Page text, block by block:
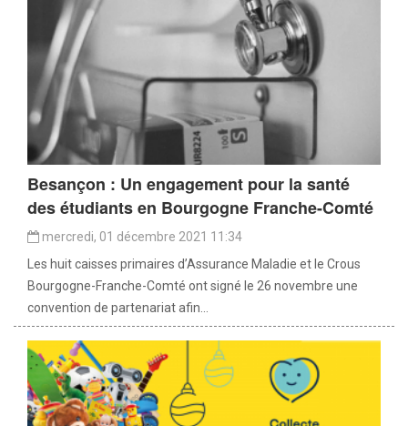
Besançon : Un engagement pour la santé
des étudiants en Bourgogne Franche-Comté
mercredi, 01 décembre 2021 11:34
Les huit caisses primaires d’Assurance Maladie et le Crous
Bourgogne-Franche-Comté ont signé le 26 novembre une
convention de partenariat afin...